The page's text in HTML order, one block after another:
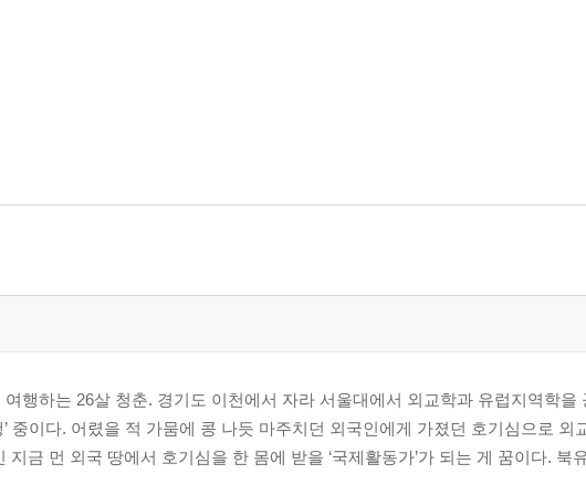
아니어도
혼하기
행하는 26살 청춘. 경기도 이천에서 자라 서울대에서 외교학과 유럽지역학을
중이다. 어렸을 적 가뭄에 콩 나듯 마주치던 외국인에게 가졌던 호기심으로 외
지금 먼 외국 땅에서 호기심을 한 몸에 받을 ‘국제활동가’가 되는 게 꿈이다. 북